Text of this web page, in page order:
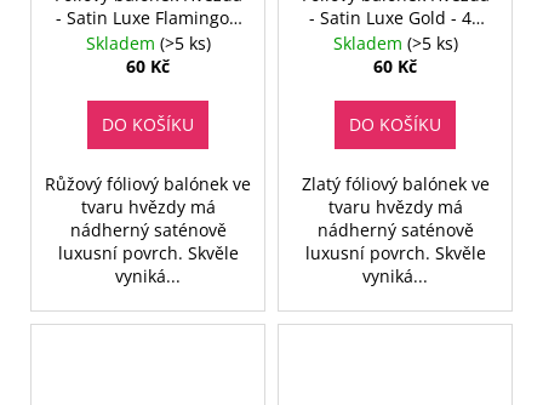
- Satin Luxe Flamingo -
46 cm
Skladem (>5 ks)
60 Kč
DO KOŠÍKU
Růžový fóliový balónek ve
tvaru hvězdy má
nádherný saténově
luxusní povrch. Skvěle
vyniká...
- Satin Luxe Gold - 46
cm
Skladem (>5 ks)
60 Kč
DO KOŠÍKU
Zlatý fóliový balónek ve
tvaru hvězdy má
nádherný saténově
luxusní povrch. Skvěle
vyniká...